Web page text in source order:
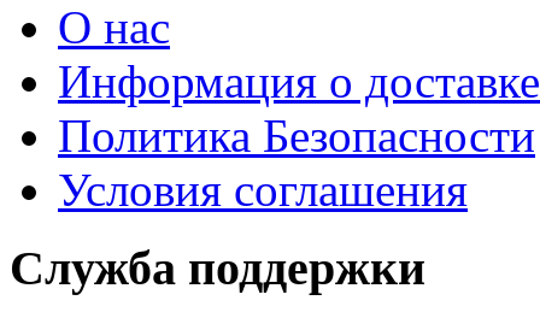
О нас
Информация о доставке
Политика Безопасности
Условия соглашения
Служба поддержки